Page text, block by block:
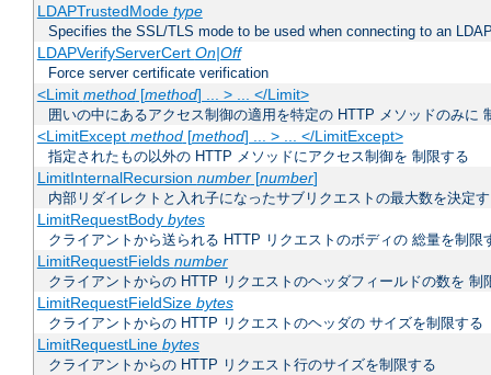
LDAPTrustedMode type
Specifies the SSL/TLS mode to be used when connecting to an
LDAPVerifyServerCert On|Off
Force server certificate verification
<Limit method[method] ... > ... </Limit>
囲いの中にあるアクセス制御の適用を特定の HTTP メソッドのみに
<LimitExcept method[method] ... > ... </LimitExcept>
指定されたもの以外の HTTP メソッドにアクセス制御を 制限する
LimitInternalRecursion number[number]
内部リダイレクトと入れ子になったサブリクエストの最大数を決定
LimitRequestBody bytes
クライアントから送られる HTTP リクエストのボディの 総量を制限
LimitRequestFields number
クライアントからの HTTP リクエストのヘッダフィールドの数を 制
LimitRequestFieldSize bytes
クライアントからの HTTP リクエストのヘッダの サイズを制限する
LimitRequestLine bytes
クライアントからの HTTP リクエスト行のサイズを制限する